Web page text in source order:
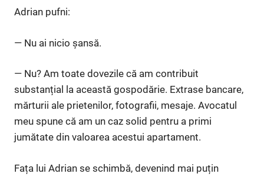
Adrian pufni:
— Nu ai nicio șansă.
— Nu? Am toate dovezile că am contribuit
substanțial la această gospodărie. Extrase bancare,
mărturii ale prietenilor, fotografii, mesaje. Avocatul
meu spune că am un caz solid pentru a primi
jumătate din valoarea acestui apartament.
Fața lui Adrian se schimbă, devenind mai puțin